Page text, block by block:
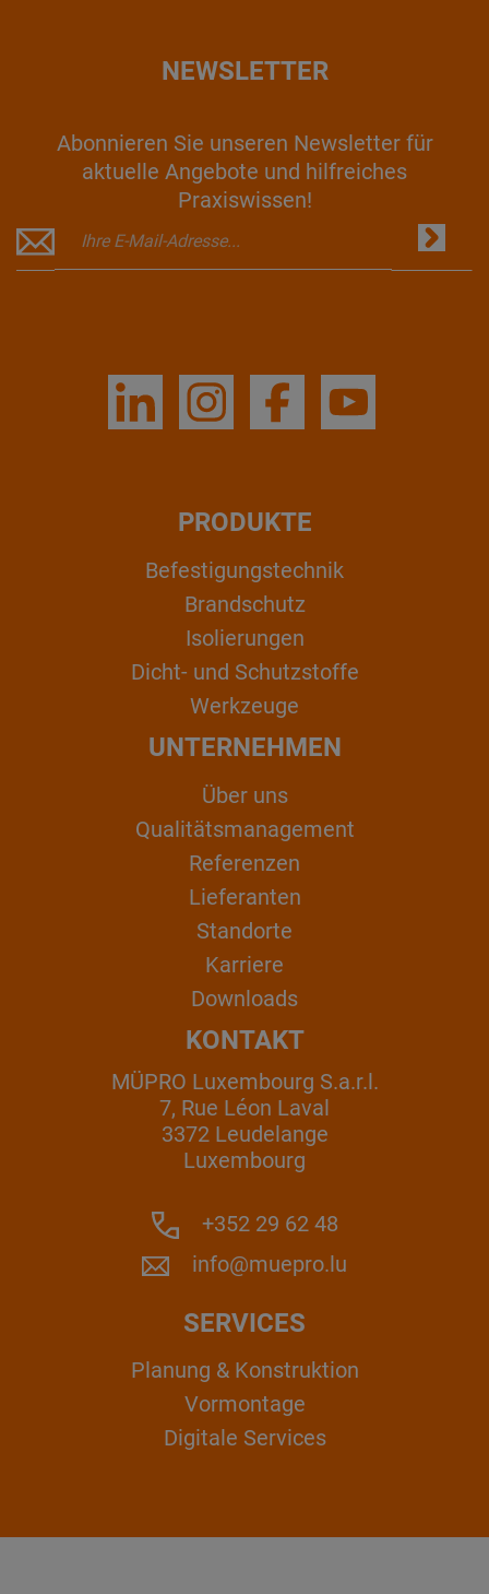
NEWSLETTER
Abonnieren Sie unseren Newsletter für
aktuelle Angebote und hilfreiches
Praxiswissen!
PRODUKTE
Befestigungstechnik
Brandschutz
Isolierungen
Dicht- und Schutzstoffe
Werkzeuge
UNTERNEHMEN
Über uns
Qualitätsmanagement
Referenzen
Lieferanten
Standorte
Karriere
Downloads
KONTAKT
MÜPRO Luxembourg S.a.r.l.
7, Rue Léon Laval
3372 Leudelange
Luxembourg
+352 29 62 48
info@muepro.lu
SERVICES
Planung & Konstruktion
Vormontage
Digitale Services